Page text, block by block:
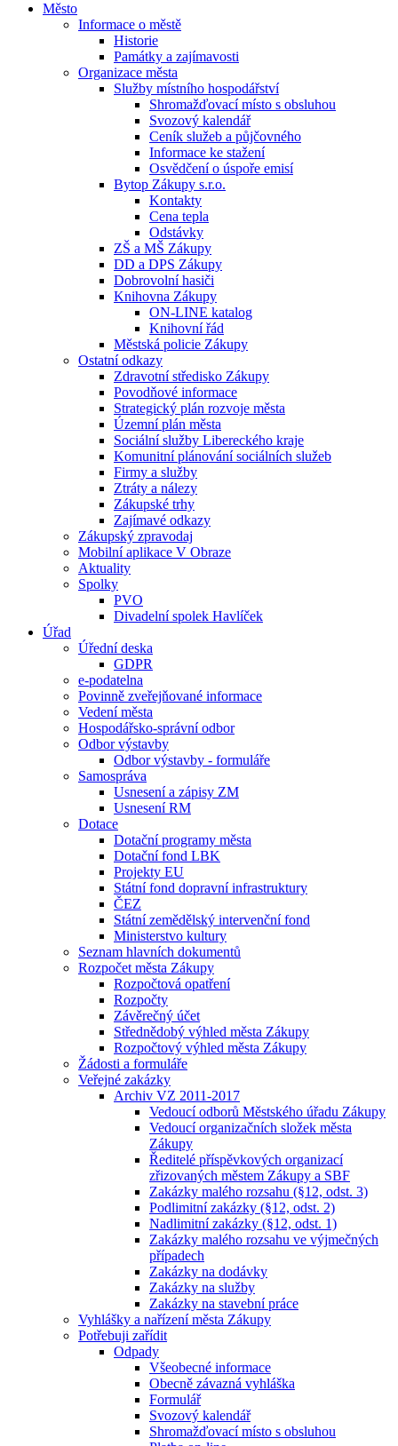
Město
Informace o městě
Historie
Památky a zajímavosti
Organizace města
Služby místního hospodářství
Shromažďovací místo s obsluhou
Svozový kalendář
Ceník služeb a půjčovného
Informace ke stažení
Osvědčení o úspoře emisí
Bytop Zákupy s.r.o.
Kontakty
Cena tepla
Odstávky
ZŠ a MŠ Zákupy
DD a DPS Zákupy
Dobrovolní hasiči
Knihovna Zákupy
ON-LINE katalog
Knihovní řád
Městská policie Zákupy
Ostatní odkazy
Zdravotní středisko Zákupy
Povodňové informace
Strategický plán rozvoje města
Územní plán města
Sociální služby Libereckého kraje
Komunitní plánování sociálních služeb
Firmy a služby
Ztráty a nálezy
Zákupské trhy
Zajímavé odkazy
Zákupský zpravodaj
Mobilní aplikace V Obraze
Aktuality
Spolky
PVO
Divadelní spolek Havlíček
Úřad
Úřední deska
GDPR
e-podatelna
Povinně zveřejňované informace
Vedení města
Hospodářsko-správní odbor
Odbor výstavby
Odbor výstavby - formuláře
Samospráva
Usnesení a zápisy ZM
Usnesení RM
Dotace
Dotační programy města
Dotační fond LBK
Projekty EU
Státní fond dopravní infrastruktury
ČEZ
Státní zemědělský intervenční fond
Ministerstvo kultury
Seznam hlavních dokumentů
Rozpočet města Zákupy
Rozpočtová opatření
Rozpočty
Závěrečný účet
Střednědobý výhled města Zákupy
Rozpočtový výhled města Zákupy
Žádosti a formuláře
Veřejné zakázky
Archiv VZ 2011-2017
Vedoucí odborů Městského úřadu Zákupy
Vedoucí organizačních složek města
Zákupy
Ředitelé příspěvkových organizací
zřizovaných městem Zákupy a SBF
Zakázky malého rozsahu (§12, odst. 3)
Podlimitní zakázky (§12, odst. 2)
Nadlimitní zakázky (§12, odst. 1)
Zakázky malého rozsahu ve výjmečných
případech
Zakázky na dodávky
Zakázky na služby
Zakázky na stavební práce
Vyhlášky a nařízení města Zákupy
Potřebuji zařídit
Odpady
Všeobecné informace
Obecně závazná vyhláška
Formulář
Svozový kalendář
Shromažďovací místo s obsluhou